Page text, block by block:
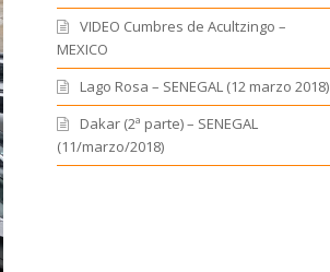
VIDEO Cumbres de Acultzingo –
MEXICO
Lago Rosa – SENEGAL (12 marzo 2018)
Dakar (2ª parte) – SENEGAL
(11/marzo/2018)